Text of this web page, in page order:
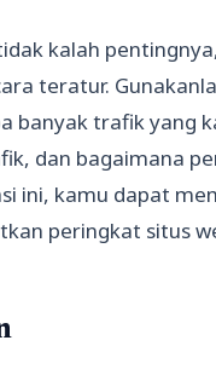
kalah
teratur.
banyak trafik yang
dan bagaimana
ini, kamu dapat
peringkat situs